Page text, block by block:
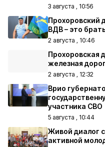
3 августа , 10:56
Прохоровский
ВДВ – это
2 августа , 10:46
Прохоровская
железная
2 августа , 12:32
Врио
участника СВО
5 августа , 10:44
Живой диалог
активной